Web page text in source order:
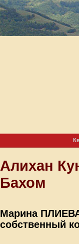
Алихан
Бахом
Марина
собственный